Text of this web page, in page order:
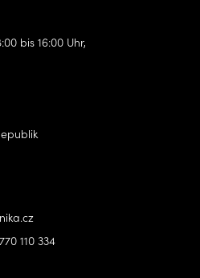
bis 16:00 Uhr,
110 334